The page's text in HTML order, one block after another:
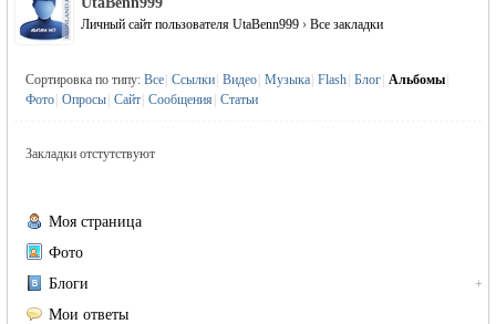
жизнь и
Личный сайт пользователя UtaBenn999 › Все закладки
Сортировка по типу:Все Ссылки Видео Музыка Flash Блог Альбомы
Фото Опросы Сайт Сообщения Статьи
Закладки отстутствуют
Моя страница
Фото
+
Блоги
Мои ответы